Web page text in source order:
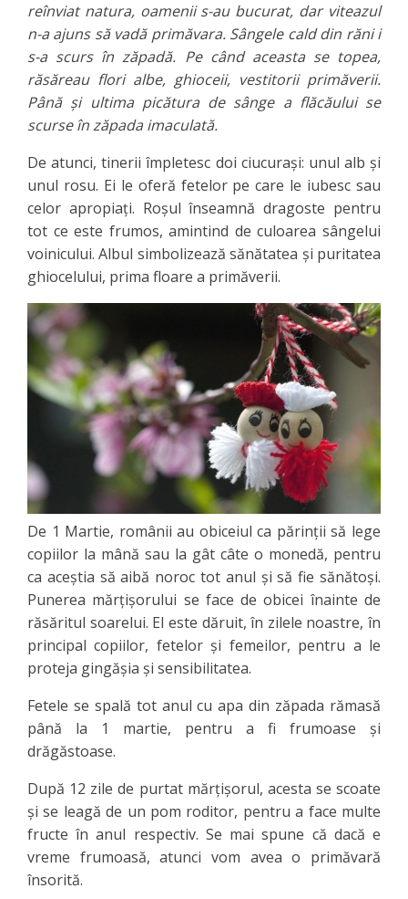
reînviat natura, oamenii s-au bucurat, dar viteazul
n-a ajuns să vadă primăvara. Sângele cald din răni i
s-a scurs în zăpadă. Pe când aceasta se topea,
răsăreau flori albe, ghioceii, vestitorii primăverii.
Până şi ultima picătura de sânge a flăcăului se
scurse în zăpada imaculată.
De atunci, tinerii împletesc doi ciucuraşi: unul alb şi
unul rosu. Ei le oferă fetelor pe care le iubesc sau
celor apropiaţi. Roşul înseamnă dragoste pentru
tot ce este frumos, amintind de culoarea sângelui
voinicului. Albul simbolizează sănătatea şi puritatea
ghiocelului, prima floare a primăverii.
De 1 Martie, românii au obiceiul ca părinţii să lege
copiilor la mână sau la gât câte o monedă, pentru
ca aceştia să aibă noroc tot anul şi să fie sănătoşi.
Punerea mărţişorului se face de obicei înainte de
răsăritul soarelui. El este dăruit, în zilele noastre, în
principal copiilor, fetelor şi femeilor, pentru a le
proteja gingăşia şi sensibilitatea.
Fetele se spală tot anul cu apa din zăpada rămasă
până la 1 martie, pentru a fi frumoase şi
drăgăstoase.
După 12 zile de purtat mărţişorul, acesta se scoate
şi se leagă de un pom roditor, pentru a face multe
fructe în anul respectiv. Se mai spune că dacă e
vreme frumoasă, atunci vom avea o primăvară
însorită.